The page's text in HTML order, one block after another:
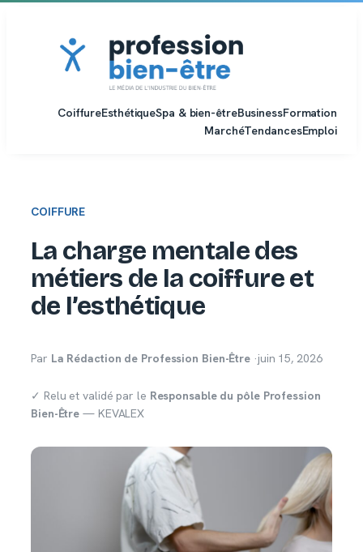
CoiffureEsthétiqueSpa & bien-êtreBusinessFormation
MarchéTendancesEmploi
COIFFURE
La charge mentale des
métiers de la coiffure et
de l’esthétique
Par La Rédaction de Profession Bien-Être ·juin 15, 2026
✓ Relu et validé par le Responsable du pôle Profession
Bien-Être — KEVALEX